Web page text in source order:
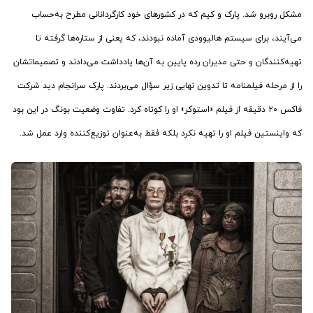
مشکل روبرو شد. پارک و کیم که در کشورهای خود کارگردانانی مطرح به‌حساب
می‌آیند، برای سیستم هالیوودی آماده نبودند، که یعنی از ستاره‌ها گرفته تا
تهیه‌کنندگان و حتی مدیران رده پایین به آن‌ها یادداشت می‌دادند و تصمیماتشان
را از مرحله فیلمنامه تا تدوین نهایی زیر سؤال می‌بردند. پارک سرانجام دید شرکت
فاکس ۲۰ دقیقه از فیلم «استوکر» او را کوتاه کرد. تفاوت وضعیت بونگ در این بود
که واینستین فیلم او را تهیه نکرد بلکه فقط به‌عنوان توزیع‌کننده وارد عمل شد.